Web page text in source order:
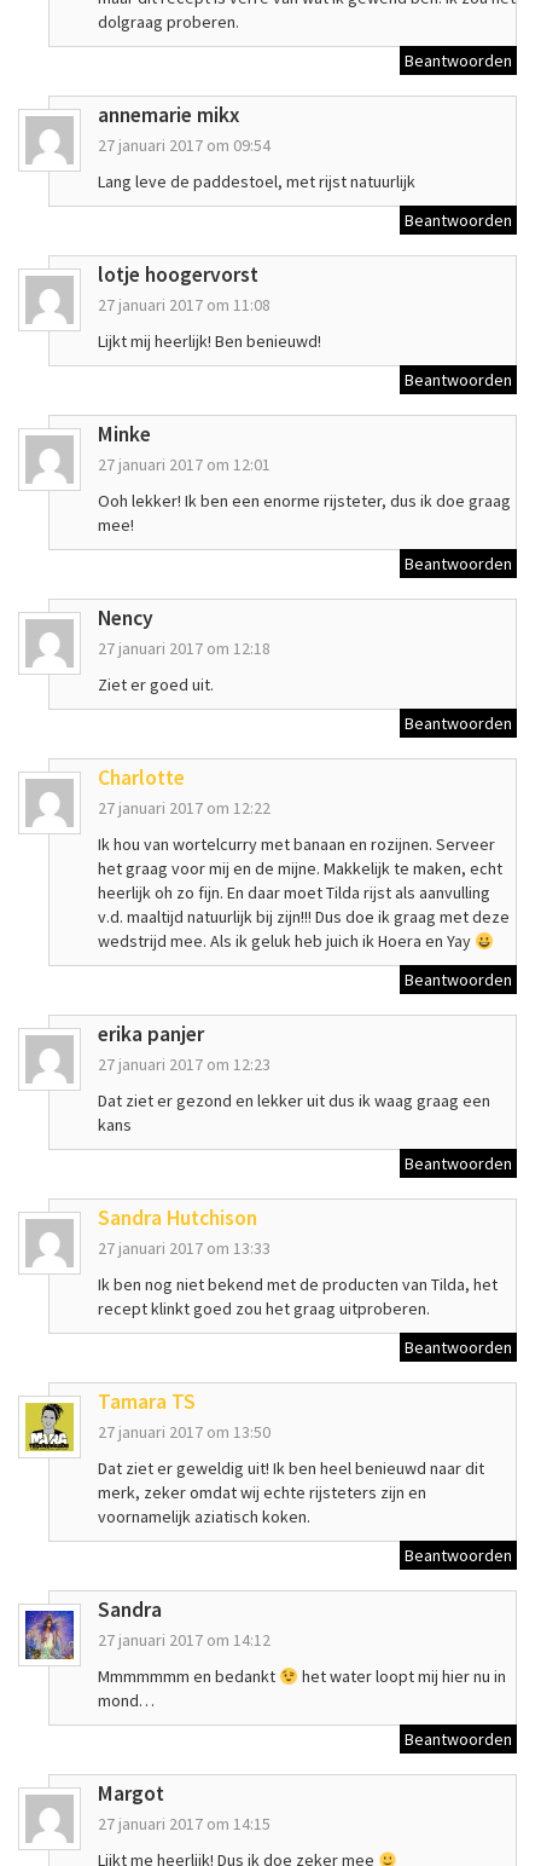
dolgraag proberen.
Beantwoorden
annemarie mikx
27 januari 2017 om 09:54
Lang leve de paddestoel, met rijst natuurlijk
Beantwoorden
lotje hoogervorst
27 januari 2017 om 11:08
Lijkt mij heerlijk! Ben benieuwd!
Beantwoorden
Minke
27 januari 2017 om 12:01
Ooh lekker! Ik ben een enorme rijsteter, dus ik doe graag
mee!
Beantwoorden
Nency
27 januari 2017 om 12:18
Ziet er goed uit.
Beantwoorden
Charlotte
27 januari 2017 om 12:22
Ik hou van wortelcurry met banaan en rozijnen. Serveer
het graag voor mij en de mijne. Makkelijk te maken, echt
heerlijk oh zo fijn. En daar moet Tilda rijst als aanvulling
v.d. maaltijd natuurlijk bij zijn!!! Dus doe ik graag met deze
wedstrijd mee. Als ik geluk heb juich ik Hoera en Yay
Beantwoorden
erika panjer
27 januari 2017 om 12:23
Dat ziet er gezond en lekker uit dus ik waag graag een
kans
Beantwoorden
Sandra Hutchison
27 januari 2017 om 13:33
Ik ben nog niet bekend met de producten van Tilda, het
recept klinkt goed zou het graag uitproberen.
Beantwoorden
Tamara TS
27 januari 2017 om 13:50
Dat ziet er geweldig uit! Ik ben heel benieuwd naar dit
merk, zeker omdat wij echte rijsteters zijn en
voornamelijk aziatisch koken.
Beantwoorden
Sandra
27 januari 2017 om 14:12
Mmmmmmm en bedankt
het water loopt mij hier nu in
mond…
Beantwoorden
Margot
27 januari 2017 om 14:15
Lijkt me heerlijk! Dus ik doe zeker mee